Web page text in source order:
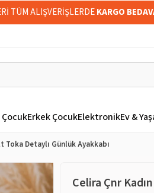
TÜM ALIŞVERİŞLERDEKARGO
ÇocukErkek ÇocukElektronikEv &
Toka Detaylı Günlük Ayakkabı
Celira Çnr